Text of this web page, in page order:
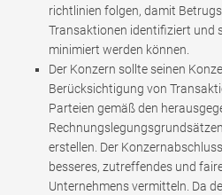
richtlinien folgen, damit
Transaktionen identifiziert und
minimiert werden können.
Der Konzern sollte seinen
Berücksichtigung von
Parteien gemäß den
erstellen. Der
besseres, zutreffendes und
Unternehmens vermitteln. Da